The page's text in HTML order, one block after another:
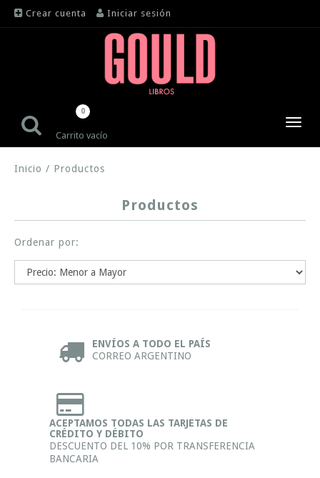
Crear cuenta Iniciar sesión
Carrito vacío
0
Inicio / Productos
Productos
Ordenar por:
ENVÍOS A TODO EL PAÍS
CORREO ARGENTINO
ACEPTAMOS TODAS LAS TARJETAS DE
CRÉDITO Y DÉBITO
DESCUENTO DEL 10% POR TRANSFERENCIA
BANCARIA